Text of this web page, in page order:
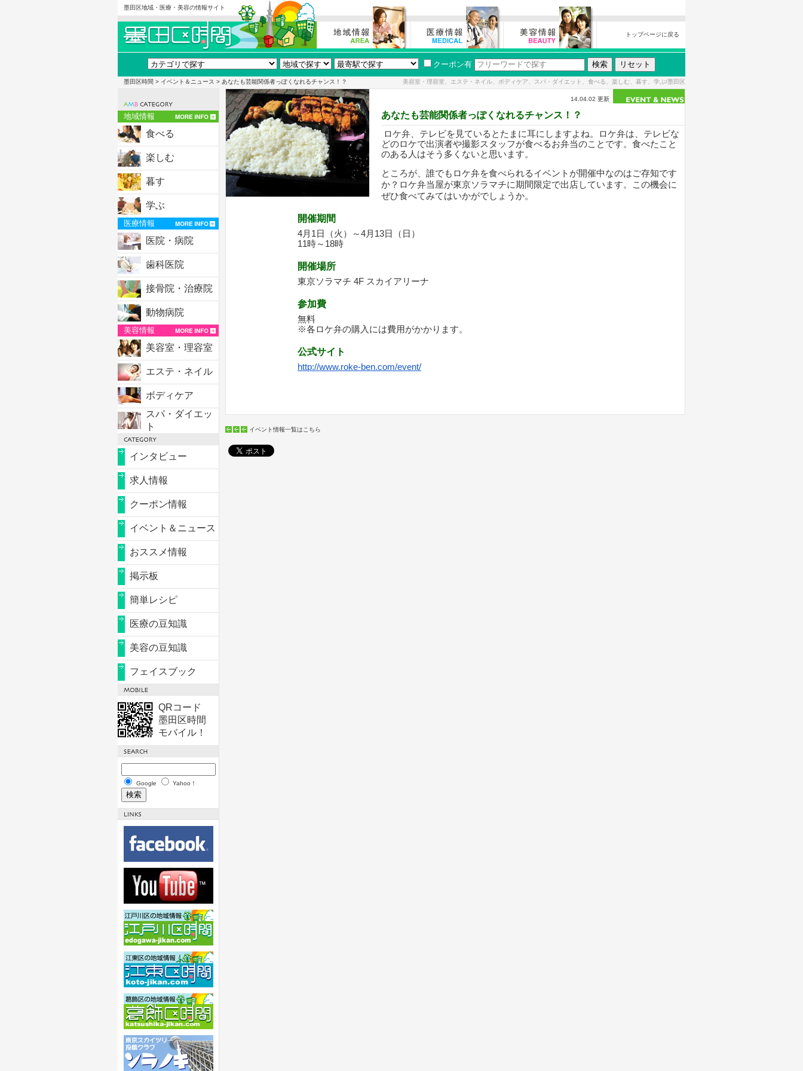
墨田区地域・医療・美容の情報サイト
トップページに戻る
クーポン有
墨田区時間 > イベント＆ニュース > あなたも芸能関係者っぽくなれるチャンス！？ 美容室・理容室、エステ・ネイル、ボディケア、スパ・ダイエット、食べる、楽しむ、暮す、学ぶ/墨田区
地域情報
食べる
楽しむ
暮す
学ぶ
医療情報
医院・病院
歯科医院
接骨院・治療院
動物病院
美容情報
美容室・理容室
エステ・ネイル
ボディケア
スパ・ダイエッ
ト
インタビュー
求人情報
クーポン情報
イベント＆ニュース
おススメ情報
掲示板
簡単レシピ
医療の豆知識
美容の豆知識
フェイスブック
QRコード
墨田区時間
モバイル！
Google Yahoo！
14.04.02 更新
あなたも芸能関係者っぽくなれるチャンス！？
ロケ弁、テレビを見ているとたまに耳にしますよね。ロケ弁は、テレビな
どのロケで出演者や撮影スタッフが食べるお弁当のことです。食べたこと
のある人はそう多くないと思います。
ところが、誰でもロケ弁を食べられるイベントが開催中なのはご存知です
か？ロケ弁当屋が東京ソラマチに期間限定で出店しています。この機会に
ぜひ食べてみてはいかがでしょうか。
開催期間
4月1日（火）～4月13日（日）
11時～18時
開催場所
東京ソラマチ 4F スカイアリーナ
参加費
無料
※各ロケ弁の購入には費用がかかります。
公式サイト
http://www.roke-ben.com/event/
イベント情報一覧はこちら